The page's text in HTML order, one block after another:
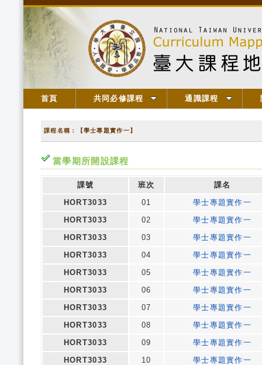
首頁 共同必修課程 通識課程
課程名稱：【學士專題實作一】
當學期所開設課程
課號 班次
課名
HORT3033
01
學士專題實作一
HORT3033
02
學士專題實作一
HORT3033
03
學士專題實作一
HORT3033
04
學士專題實作一
HORT3033
05
學士專題實作一
HORT3033
06
學士專題實作一
HORT3033
07
學士專題實作一
HORT3033
08
學士專題實作一
HORT3033
09
學士專題實作一
HORT3033
10
學士專題實作一